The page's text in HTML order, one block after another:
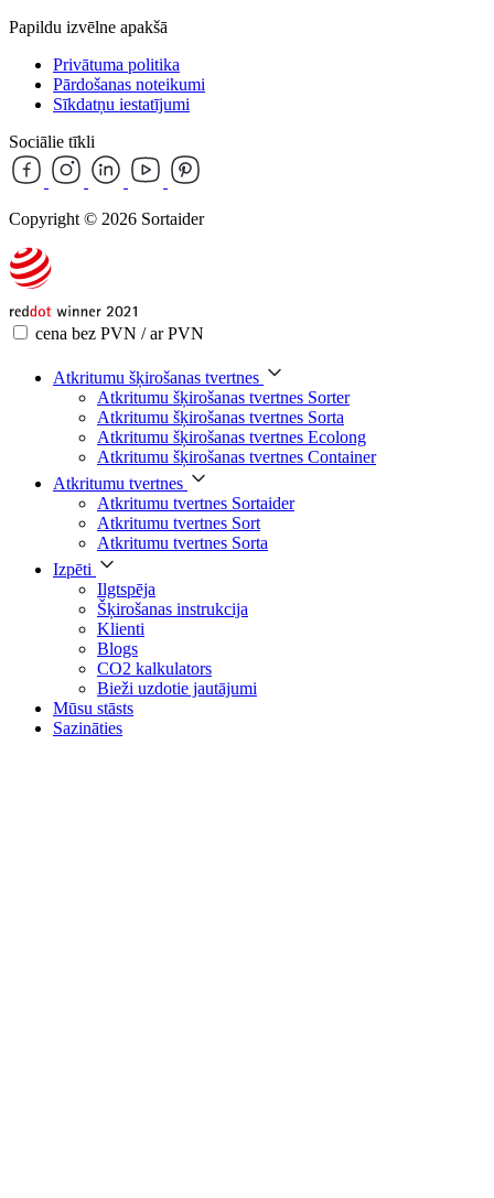
Papildu izvēlne apakšā
Privātuma politika
Pārdošanas noteikumi
Sīkdatņu iestatījumi
Sociālie tīkli
Copyright © 2026 Sortaider
cena bez PVN / ar PVN
Atkritumu šķirošanas tvertnes
Atkritumu šķirošanas tvertnes Sorter
Atkritumu šķirošanas tvertnes Sorta
Atkritumu šķirošanas tvertnes Ecolong
Atkritumu šķirošanas tvertnes Container
Atkritumu tvertnes
Atkritumu tvertnes Sortaider
Atkritumu tvertnes Sort
Atkritumu tvertnes Sorta
Izpēti
Ilgtspēja
Šķirošanas instrukcija
Klienti
Blogs
CO2 kalkulators
Bieži uzdotie jautājumi
Mūsu stāsts
Sazināties